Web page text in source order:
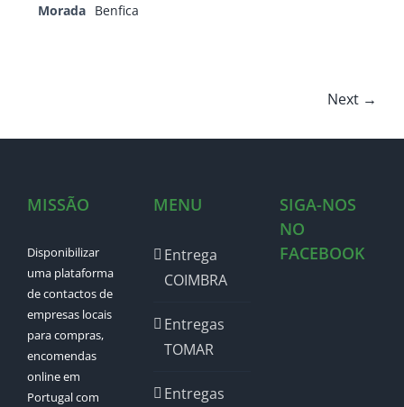
Morada Benfica
Next →
MISSÃO
Disponibilizar
uma plataforma
de contactos de
empresas locais
para compras,
encomendas
online em
Portugal com
MENU
Entrega
COIMBRA
Entregas
TOMAR
Entregas
SIGA-NOS
NO
FACEBOOK